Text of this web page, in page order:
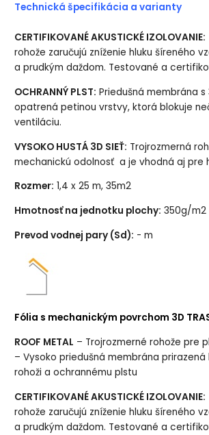
Technická špecifikácia a varianty
CERTIFIKOVANÉ AKUSTICKÉ IZOLOVANIE:
rohože zaručujú zníženie hluku šíreného
a prudkým daždom. Testované a
OCHRANNÝ PLST: Priedušná membrána s
opatrená petinou vrstvy, ktorá blokuje
ventiláciu.
VYSOKO HUSTÁ 3D SIEŤ: Trojrozmerná
mechanickú odolnosť a je vhodná aj pre
Rozmer: 1,4 x 25 m, 35m2
Hmotnosť na jednotku plochy: 350g/m2
Prevod vodnej pary (Sd): - m
Fólia s mechanickým povrchom 3D
ROOF METAL – Trojrozmerné rohože pre
– Vysoko priedušná membrána
rohoži a ochrannému plstu
CERTIFIKOVANÉ AKUSTICKÉ IZOLOVANIE:
rohože zaručujú zníženie hluku šíreného
a prudkým daždom. Testované a